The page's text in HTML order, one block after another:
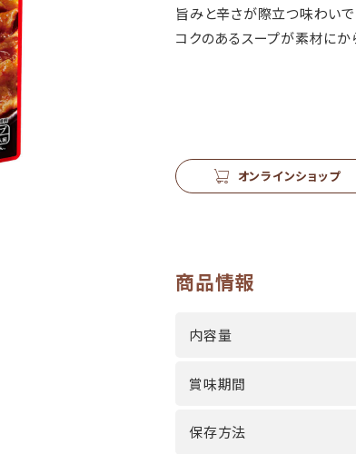
旨みと辛さが際立つ味わいで
コクのあるスープが素材にか
オンラインショップ
商品情報
内容量
賞味期間
保存方法